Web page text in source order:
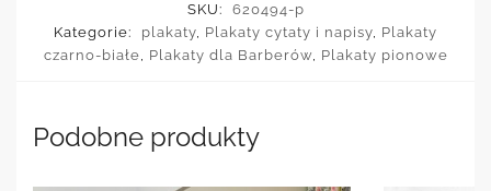
SKU:
620494-p
Kategorie:
plakaty, Plakaty cytaty i napisy, Plakaty
czarno-białe, Plakaty dla Barberów, Plakaty pionowe
Podobne produkty